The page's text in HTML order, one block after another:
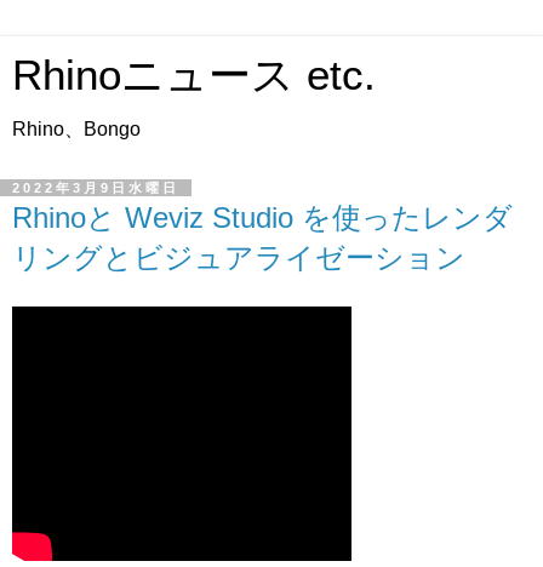
Rhinoニュース etc.
Rhino、Bongo
2022年3月9日水曜日
Rhinoと Weviz Studio を使ったレンダ
リングとビジュアライゼーション